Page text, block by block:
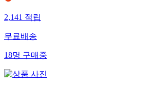
2,141적립
무료배송
18명구매중